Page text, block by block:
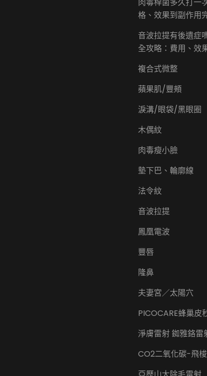
享〉
格、效果到副作用
音波拉提有後遺症
全攻略：費用、效
複合式微整
蘋果肌/豐頰
淚溝/眼袋/黑眼圈
木偶紋
肉毒瘦小臉
墊下巴、輪廓線
法令紋
音波拉提
鳳凰電波
豐唇
隆鼻
夫妻宮／太陽穴
PICOCARE蜂巢皮
淨膚雷射 銣雅鉻雷
CO2二氧化碳-飛